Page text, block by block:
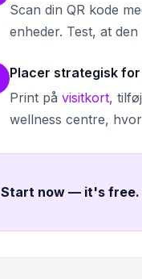
Scan din QR kode
enheder. Test, at
Placer strategisk
Print på visitkort,
wellness centre,
Start now — it's free.